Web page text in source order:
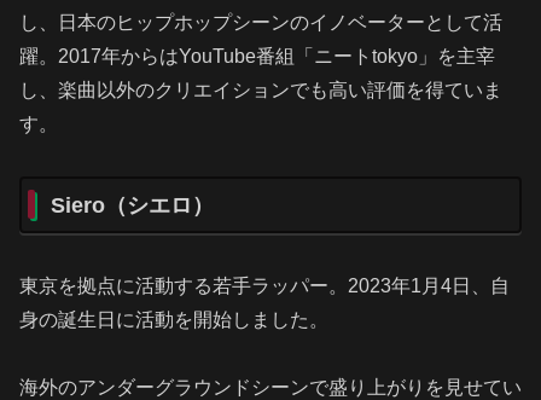
し、日本のヒップホップシーンのイノベーターとして活
躍。2017年からはYouTube番組「ニートtokyo」を主宰
し、楽曲以外のクリエイションでも高い評価を得ていま
す。
Siero（シエロ）
東京を拠点に活動する若手ラッパー。2023年1月4日、自
身の誕生日に活動を開始しました。
海外のアンダーグラウンドシーンで盛り上がりを見せてい